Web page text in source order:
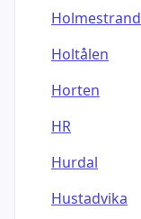
Holmestrand
Holtålen
Horten
HR
Hurdal
Hustadvika